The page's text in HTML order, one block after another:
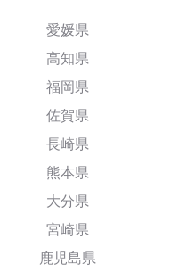
愛媛県
高知県
福岡県
佐賀県
長崎県
熊本県
大分県
宮崎県
鹿児島県